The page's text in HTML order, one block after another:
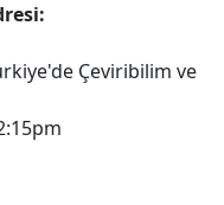
Çeviribilim ve